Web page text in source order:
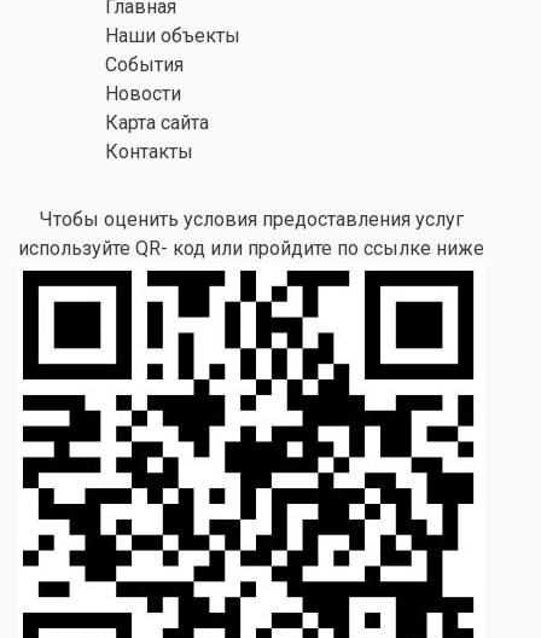
Главная
Наши объекты
События
Новости
Карта сайта
Контакты
Чтобы оценить условия предоставления услуг
используйте QR- код или пройдите по ссылке ниже